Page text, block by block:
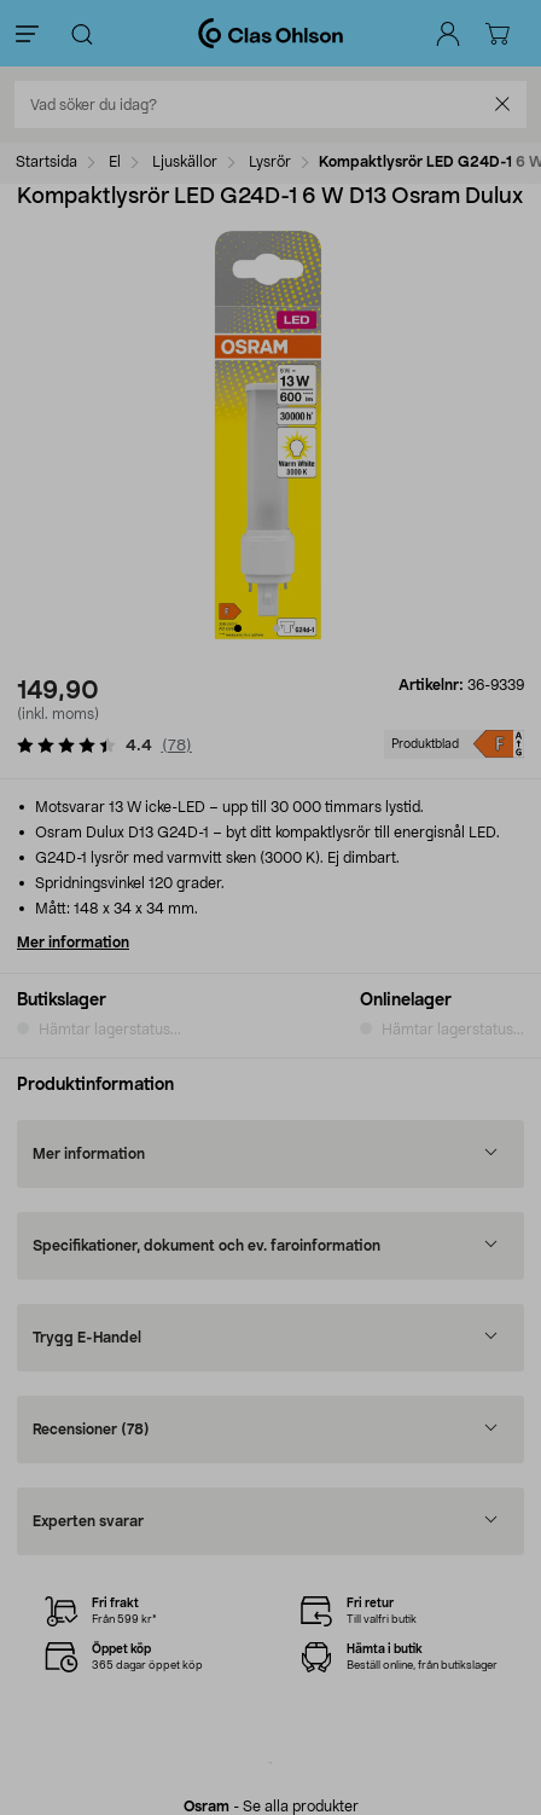
Startsida El Ljuskällor Lysrör Kompaktlysrör LED G24D-1 6
Kompaktlysrör LED G24D-1 6 W D13 Osram Dulux
149,90
(inkl. moms)
Artikelnr: 36-9339
Produktblad
4.4 (78)
Butikslager
Hämtar lagerstatus...
Onlinelager
Hämtar lagerstatus...
Motsvarar 13 W icke-LED – upp till 30 000 timmars lystid.
Osram Dulux D13 G24D-1 – byt ditt kompaktlysrör till energisnål LED.
G24D-1 lysrör med varmvitt sken (3000 K). Ej dimbart.
Spridningsvinkel 120 grader.
Mått: 148 x 34 x 34 mm.
Mer information
Produktinformation
Mer information
Specifikationer, dokument och ev. faroinformation
Trygg E-Handel
Recensioner (78)
Experten svarar
Osram- Se alla produkter
Fri frakt
Från 599 kr*
Fri retur
Till valfri butik
Öppet köp
365 dagar öppet köp
Hämta i butik
Beställ online, från butikslager